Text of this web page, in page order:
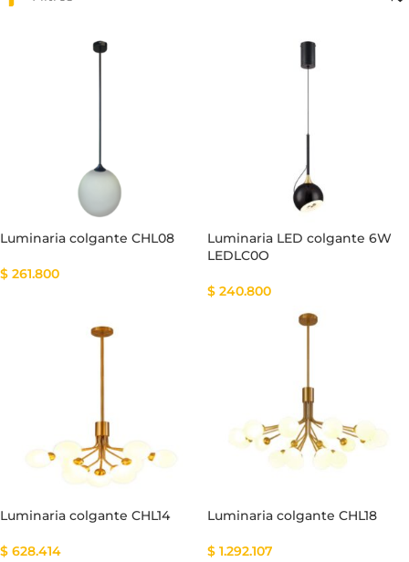
Luminaria colgante CHL08
$ 261.800
Luminaria LED colgante 6W
LEDLC0O
$ 240.800
Luminaria colgante CHL14
$ 628.414
Luminaria colgante CHL18
$ 1.292.107